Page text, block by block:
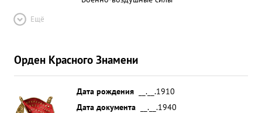
Ещё
Орден Красного Знамени
Дата рождения
__.__.1910
Дата документа
__.__.1940